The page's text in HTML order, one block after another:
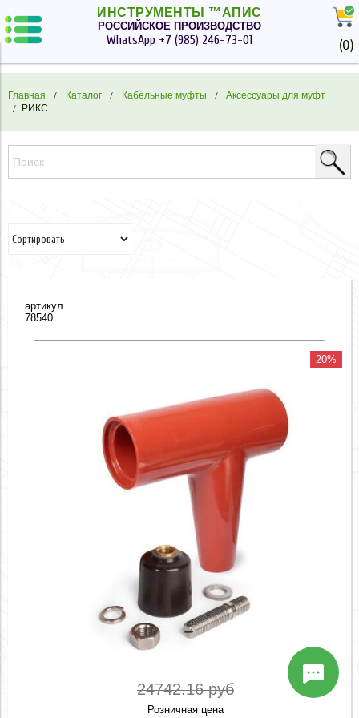
ИНСТРУМЕНТЫ ™АПИС
РОССИЙСКОЕ ПРОИЗВОДСТВО
WhatsApp +7 (985) 246-73-01 (0)
Главная Каталог Кабельные муфты
Аксессуары для муфт
РИКС
артикул
78540
20%
24742.16 руб
Розничная цена